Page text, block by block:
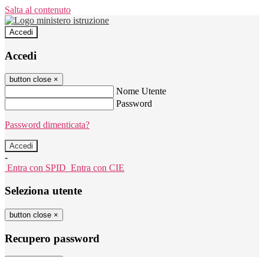
Salta al contenuto
Accedi
Accedi
button close ×
Nome Utente
Password
Password dimenticata?
-
Entra con SPID Entra con CIE
Seleziona utente
button close ×
Recupero password